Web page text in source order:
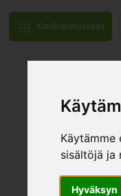
Käytämme
sisältöjä ja
Hyväksyn
Kodinkalusteet